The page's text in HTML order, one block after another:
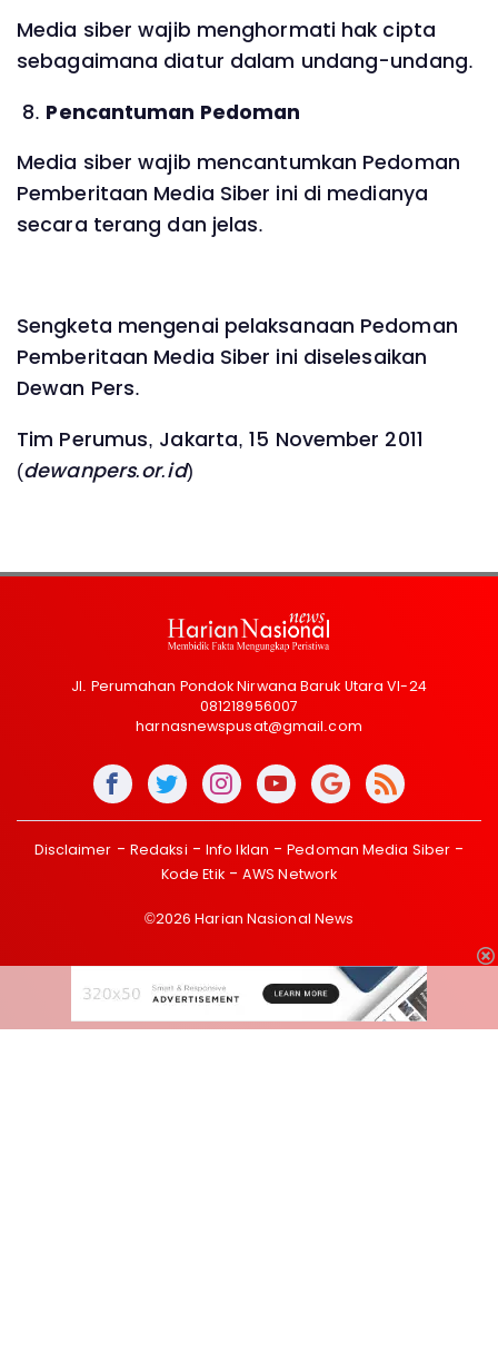
Media siber wajib menghormati hak cipta
sebagaimana diatur dalam undang-undang.
8. Pencantuman Pedoman
Media siber wajib mencantumkan Pedoman
Pemberitaan Media Siber ini di medianya
secara terang dan jelas.
Sengketa mengenai pelaksanaan Pedoman
Pemberitaan Media Siber ini diselesaikan
Dewan Pers.
Tim Perumus, Jakarta, 15 November 2011
(dewanpers.or.id)
Jl. Perumahan Pondok Nirwana Baruk Utara VI-24
081218956007
harnasnewspusat@gmail.com
Disclaimer Redaksi Info Iklan
Pedoman Media Siber
Kode Etik
AWS Network
©2026 Harian Nasional News